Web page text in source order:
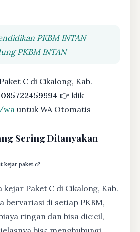
PKBM INTAN
PKBM INTAN
C di Cikalong, Kab.
085722459994 👉 klik
wa untuk WA Otomatis
Sering Ditanyakan
kejar paket c?
kejar Paket C di Cikalong, Kab.
bervariasi di setiap PKBM,
ringan dan bisa dicicil,